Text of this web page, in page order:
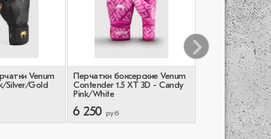
Venum
Silver/Gold
Перчатки боксерские Venum
Contender 1.5 XT 3D - Candy
Pink/White
6 250 руб
Боксерские
Elite ProStyle -
4 990 руб